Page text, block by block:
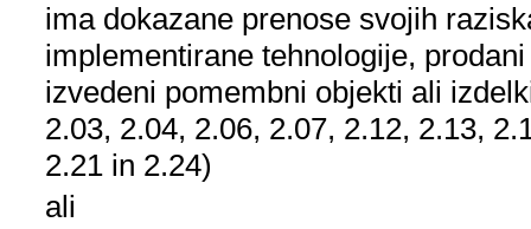
ima dokazane prenose svojih
implementirane tehnologije,
izvedeni pomembni objekti ali
2.03, 2.04, 2.06, 2.07, 2.12, 2.13,
2.21 in 2.24)
ali